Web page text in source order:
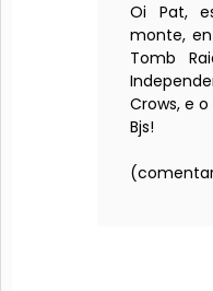
Oi Pat,
monte,
Tomb
Crows, e
Bjs!